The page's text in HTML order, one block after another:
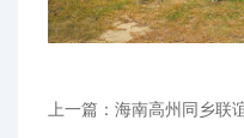
上一篇：海南高州同乡联